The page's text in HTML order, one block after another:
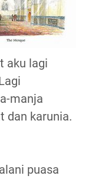
aku lagi
manja
dan karunia.
puasa